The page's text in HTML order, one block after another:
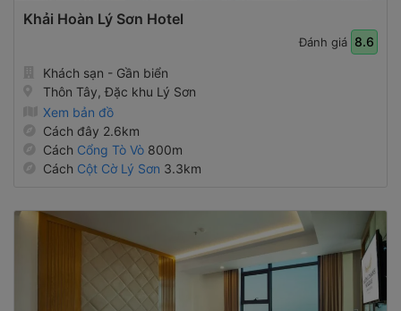
Khải Hoàn Lý Sơn Hotel
Đánh giá 8.6
Khách sạn - Gần biển
Thôn Tây, Đặc khu Lý Sơn
Xem bản đồ
Cách đây 2.6km
Cách Cổng Tò Vò 800m
Cách Cột Cờ Lý Sơn 3.3km